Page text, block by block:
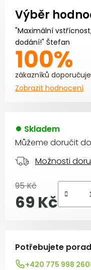
Výběr
"Maximální
dodání!" Štefan
100%
zákazníků doporučuje
Zobrazit hodnocení
Skladem
Můžeme doručit
Možnosti
95 Kč
69 Kč
Potřebujete
+420 775 998 260